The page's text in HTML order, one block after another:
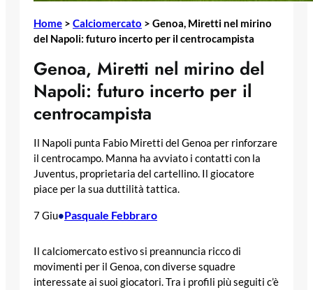
Home > Calciomercato > Genoa, Miretti nel mirino
del Napoli: futuro incerto per il centrocampista
Genoa, Miretti nel mirino del
Napoli: futuro incerto per il
centrocampista
Il Napoli punta Fabio Miretti del Genoa per rinforzare
il centrocampo. Manna ha avviato i contatti con la
Juventus, proprietaria del cartellino. Il giocatore
piace per la sua duttilità tattica.
7 Giu•Pasquale Febbraro
Il calciomercato estivo si preannuncia ricco di
movimenti per il Genoa, con diverse squadre
interessate ai suoi giocatori. Tra i profili più seguiti c’è